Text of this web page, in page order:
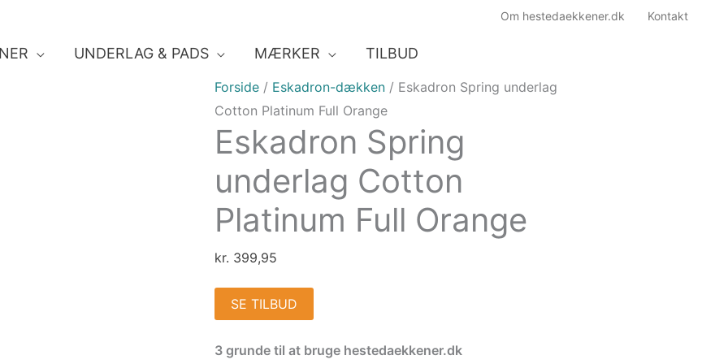
Om hestedaekkener.dk Kontakt
UNDERLAG & PADS MÆRKER TILBUD
Forside / Eskadron-dækken / Eskadron Spring underlag
Cotton Platinum Full Orange
Eskadron Spring
underlag Cotton
Platinum Full Orange
kr. 399,95
SE TILBUD
3 grunde til at bruge hestedaekkener.dk